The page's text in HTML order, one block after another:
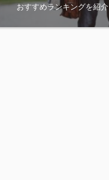
おすすめランキングを紹介